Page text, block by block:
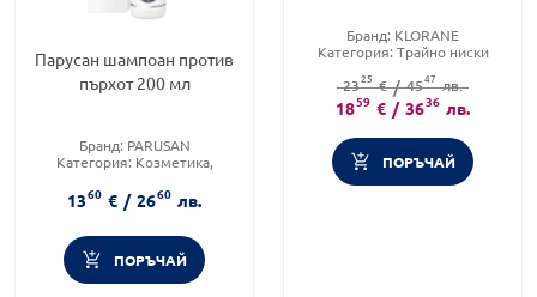
Парусан шампоан против
пърхот 200 мл
Бранд: PARUSAN
Категория: Козметика,
Форма на продукта: шампоан
1360 € / 2660 лв.
ПОРЪЧАЙ
Бранд: KLORANE
Категория: Трайно ниски
Форма на продукта:лосион
2325 € / 4547 лв.
1859 € / 3636 лв.
ПОРЪЧАЙ